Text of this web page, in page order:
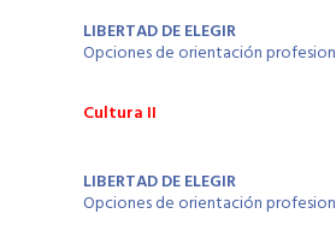
LIBERTAD DE ELEGIR
Opciones de orientación
Cultura II
LIBERTAD DE ELEGIR
Opciones de orientación